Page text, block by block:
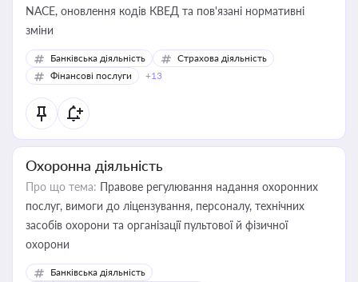
NACE, оновлення кодів КВЕД та пов'язані нормативні
зміни
Банківська діяльність
Страхова діяльність
Фінансові послуги
+13
Охоронна діяльність
Про що тема: Правове регулювання надання охоронних
послуг, вимоги до ліцензування, персоналу, технічних
засобів охорони та організації пультової й фізичної
охорони
Банківська діяльність